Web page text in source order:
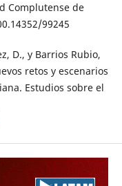
Complutense de
99245
D., y Barrios Rubio,
retos y escenarios
Estudios sobre el